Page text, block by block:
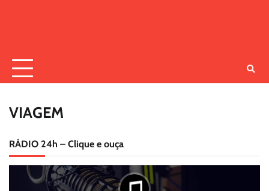
VIAGEM
RÁDIO 24h – Clique e ouça